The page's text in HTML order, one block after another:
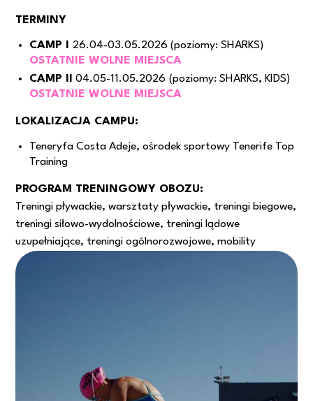
TERMINY
CAMP I 26.04-03.05.2026 (poziomy: SHARKS)
OSTATNIE WOLNE MIEJSCA
CAMP II
04.05-11.05.2026 (poziomy: SHARKS, KIDS)
OSTATNIE WOLNE MIEJSCA
LOKALIZACJA CAMPU:
Teneryfa Costa Adeje, ośrodek sportowy Tenerife Top
Training
PROGRAM TRENINGOWY OBOZU:
Treningi pływackie, warsztaty pływackie, treningi biegowe,
treningi siłowo-wydolnościowe, treningi lądowe
uzupełniające, treningi ogólnorozwojowe, mobility